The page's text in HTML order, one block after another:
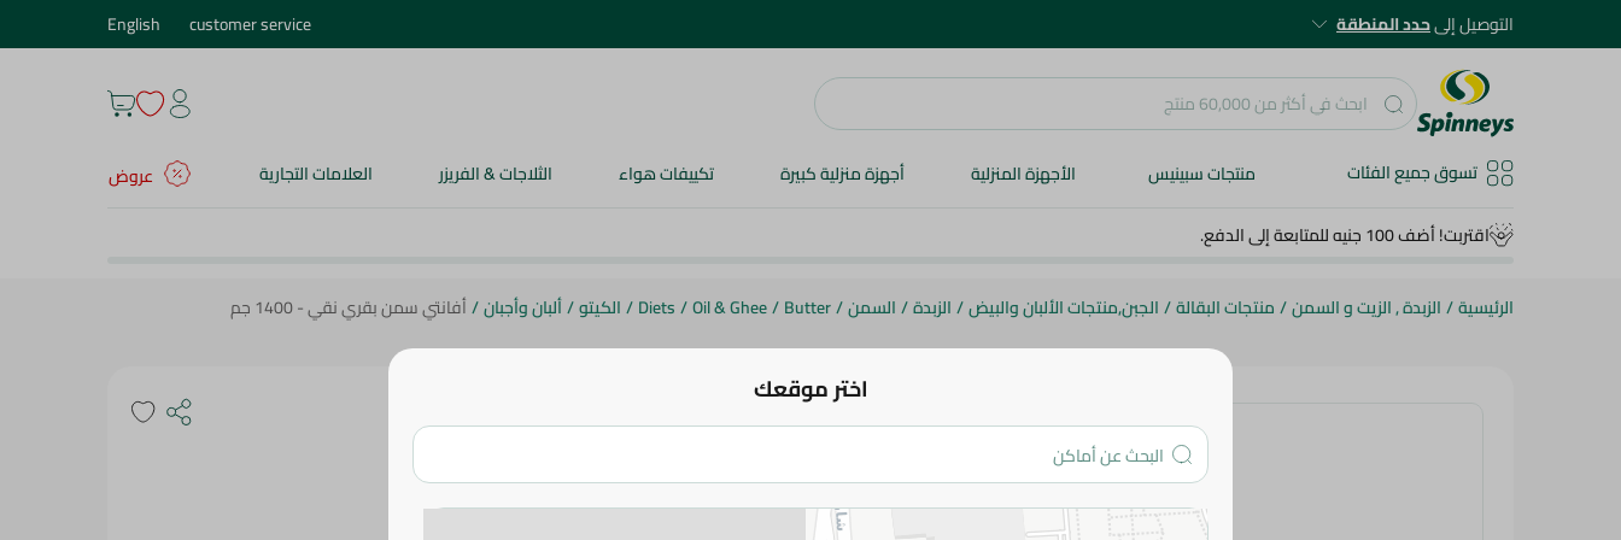
التوصيل إلىحدد المنطقة customer service
English
تسوق جميع الفئات منتجات سبينيس الأجهزة المنزلية أجهزة منزلية كبيرة تكييفات هواء الثلاجات & الفريزر العلامات التجارية
عروض
اقتربت! أضف 100 جنيه للمتابعة إلى الدفع.
الرئيسية/الزبدة , الزيت و السمن/منتجات البقالة/الجبن,منتجات الألبان والبيض/الزبدة/السمن/
Butter
/
Oil & Ghee
/
Diets
/الكيتو/ألبان وأجبان/أفانتي سمن بقري نقي - 1400 جم
أفانتي سمن بقري نقي - 1400 جم
896.95 جم
اختر موقعك